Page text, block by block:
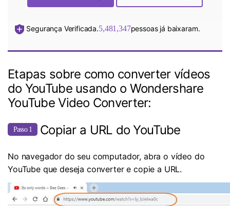
Segurança Verificada.5,481,347pessoas já baixaram.
Etapas sobre como converter vídeos
do YouTube usando o Wondershare
YouTube Video Converter:
Passo 1 Copiar a URL do YouTube
No navegador do seu computador, abra o vídeo do
YouTube que deseja converter e copie a URL.